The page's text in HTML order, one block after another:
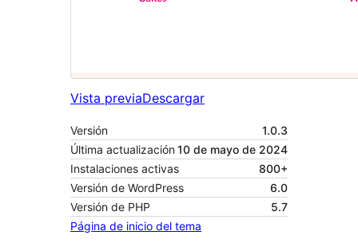
Vista previaDescargar
Versión
1.0.3
Última actualización10 de mayo de 2024
Instalaciones activas
800+
Versión de WordPress
6.0
Versión de PHP
5.7
Página de inicio del tema